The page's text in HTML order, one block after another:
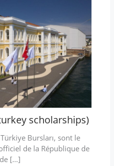
scholarships)
Bursları, sont le
de la République de
[…]